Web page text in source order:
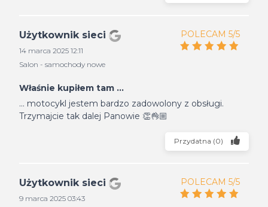
Użytkownik sieci
14 marca 2025 12:11
Salon - samochody nowe
POLECAM 5/5
Właśnie kupiłem tam ...
... motocykl jestem bardzo zadowolony z obsługi.
Trzymajcie tak dalej Panowie 👏👌🏼
Przydatna (0)
Użytkownik sieci
9 marca 2025 03:43
POLECAM 5/5